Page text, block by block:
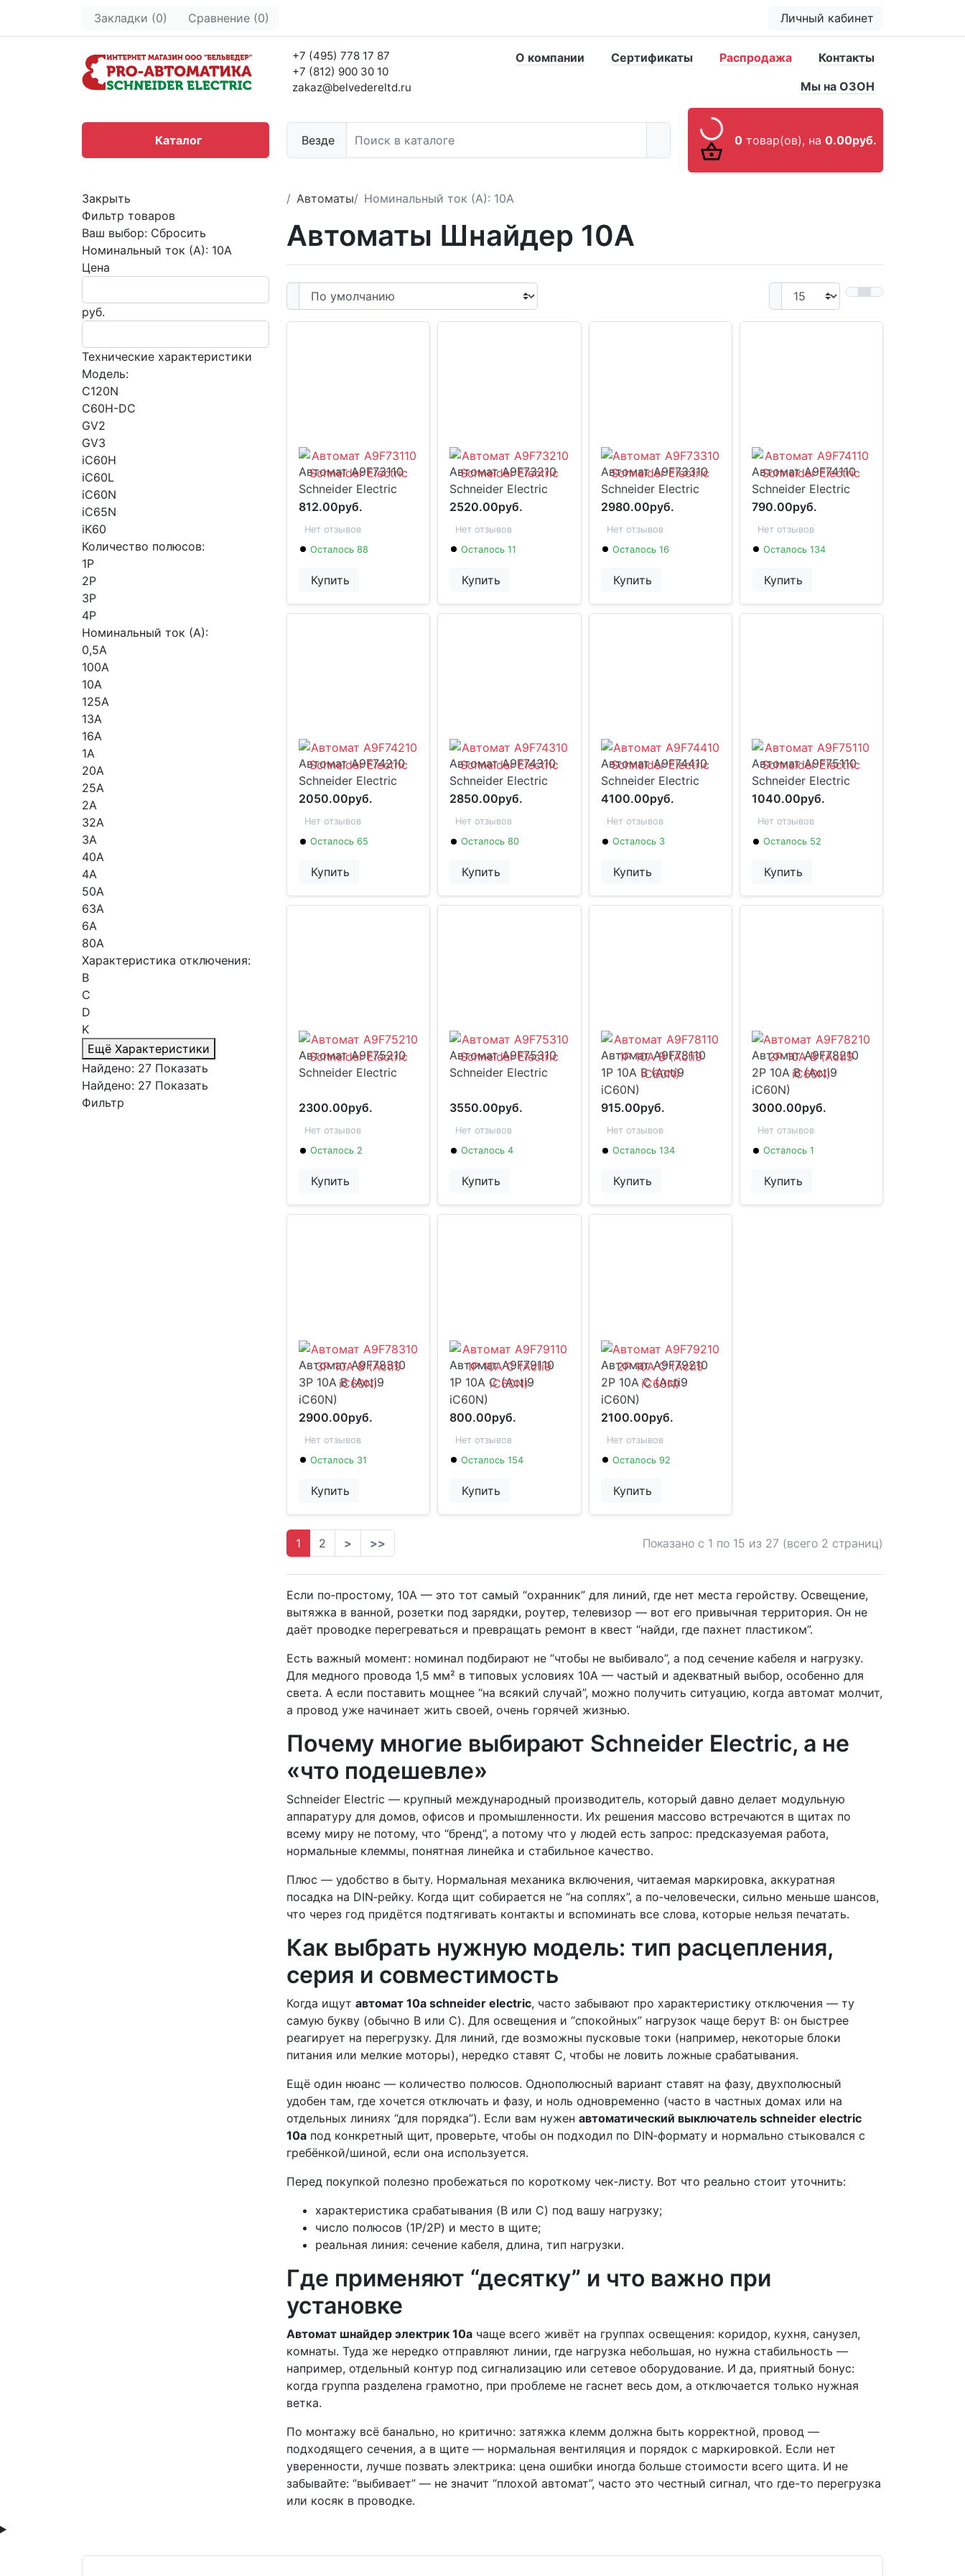
Закладки (0) Сравнение (0) Личный кабинет
+7 (495) 778 17 87
+7 (812) 900 30 10
zakaz@belvedereltd.ru
Везде
О компании Сертификаты Распродажа
Контакты
Мы на ОЗОН
0 товар(ов), на 0.00руб.
Каталог
Закрыть
Фильтр товаров
Ваш выбор: Сбросить
Номинальный ток (А): 10А
Цена
руб.
Технические характеристики
Модель:
C120N
C60H-DC
GV2
GV3
iC60H
iC60L
iC60N
iC65N
iK60
Количество полюсов:
1P
2P
3P
4P
Номинальный ток (А):
0,5А
100А
10А
125А
13А
16А
1А
20А
25А
2А
32А
3А
40А
4А
50А
63А
6А
80А
Характеристика отключения:
B
C
D
K
Ещё Характеристики
Найдено: 27 Показать
Найдено: 27 Показать
Фильтр
Автоматы Номинальный ток (А): 10А
Автоматы Шнайдер 10А
Автомат A9F73110
Schneider Electric
812.00руб.
Нет отзывов
Осталось 88
Купить
Автомат A9F73210
Schneider Electric
2520.00руб.
Нет отзывов
Осталось 11
Купить
Автомат A9F73310
Schneider Electric
2980.00руб.
Нет отзывов
Осталось 16
Купить
Автомат A9F74110
Schneider Electric
790.00руб.
Нет отзывов
Осталось 134
Купить
Автомат A9F74210
Schneider Electric
2050.00руб.
Нет отзывов
Осталось 65
Купить
Автомат A9F74310
Schneider Electric
2850.00руб.
Нет отзывов
Осталось 80
Купить
Автомат A9F74410
Schneider Electric
4100.00руб.
Нет отзывов
Осталось 3
Купить
Автомат A9F75110
Schneider Electric
1040.00руб.
Нет отзывов
Осталось 52
Купить
Автомат A9F75210
Schneider Electric
2300.00руб.
Нет отзывов
Осталось 2
Купить
Автомат A9F75310
Schneider Electric
3550.00руб.
Нет отзывов
Осталось 4
Купить
Автомат A9F78110
1P 10А B (Acti9
iC60N)
915.00руб.
Нет отзывов
Осталось 134
Купить
Автомат A9F78210
2P 10А B (Acti9
iC60N)
3000.00руб.
Нет отзывов
Осталось 1
Купить
Автомат A9F78310
3P 10A B (Acti9
iC60N)
2900.00руб.
Нет отзывов
Осталось 31
Купить
Автомат A9F79110
1P 10А C (Acti9
iC60N)
800.00руб.
Нет отзывов
Осталось 154
Купить
Автомат A9F79210
2P 10A C (Acti9
iC60N)
2100.00руб.
Нет отзывов
Осталось 92
Купить
Показано с 1 по 15 из 27 (всего 2 страниц)
1 2 > >>
Если по‑простому, 10А — это тот самый “охранник” для линий, где нет места геройству. Освещение,
вытяжка в ванной, розетки под зарядки, роутер, телевизор — вот его привычная территория. Он не
даёт проводке перегреваться и превращать ремонт в квест “найди, где пахнет пластиком”.
Есть важный момент: номинал подбирают не “чтобы не выбивало”, а под сечение кабеля и нагрузку.
Для медного провода 1,5 мм² в типовых условиях 10А — частый и адекватный выбор, особенно для
света. А если поставить мощнее “на всякий случай”, можно получить ситуацию, когда автомат молчит,
а провод уже начинает жить своей, очень горячей жизнью.
Почему многие выбирают Schneider Electric, а не
«что подешевле»
Schneider Electric — крупный международный производитель, который давно делает модульную
аппаратуру для домов, офисов и промышленности. Их решения массово встречаются в щитах по
всему миру не потому, что “бренд”, а потому что у людей есть запрос: предсказуемая работа,
нормальные клеммы, понятная линейка и стабильное качество.
Плюс — удобство в быту. Нормальная механика включения, читаемая маркировка, аккуратная
посадка на DIN‑рейку. Когда щит собирается не “на соплях”, а по‑человечески, сильно меньше шансов,
что через год придётся подтягивать контакты и вспоминать все слова, которые нельзя печатать.
Как выбрать нужную модель: тип расцепления,
серия и совместимость
Когда ищут автомат 10а schneider electric, часто забывают про характеристику отключения — ту
самую букву (обычно B или C). Для освещения и “спокойных” нагрузок чаще берут B: он быстрее
реагирует на перегрузку. Для линий, где возможны пусковые токи (например, некоторые блоки
питания или мелкие моторы), нередко ставят C, чтобы не ловить ложные срабатывания.
Ещё один нюанс — количество полюсов. Однополюсный вариант ставят на фазу, двухполюсный
удобен там, где хочется отключать и фазу, и ноль одновременно (часто в частных домах или на
отдельных линиях “для порядка”). Если вам нужен автоматический выключатель schneider electric
10а под конкретный щит, проверьте, чтобы он подходил по DIN‑формату и нормально стыковался с
гребёнкой/шиной, если она используется.
Перед покупкой полезно пробежаться по короткому чек‑листу. Вот что реально стоит уточнить:
характеристика срабатывания (B или C) под вашу нагрузку;
число полюсов (1P/2P) и место в щите;
реальная линия: сечение кабеля, длина, тип нагрузки.
Где применяют “десятку” и что важно при
установке
Автомат шнайдер электрик 10а чаще всего живёт на группах освещения: коридор, кухня, санузел,
комнаты. Туда же нередко отправляют линии, где нагрузка небольшая, но нужна стабильность —
например, отдельный контур под сигнализацию или сетевое оборудование. И да, приятный бонус:
когда группа разделена грамотно, при проблеме не гаснет весь дом, а отключается только нужная
ветка.
По монтажу всё банально, но критично: затяжка клемм должна быть корректной, провод —
подходящего сечения, а в щите — нормальная вентиляция и порядок с маркировкой. Если нет
уверенности, лучше позвать электрика: цена ошибки иногда больше стоимости всего щита. И не
забывайте: “выбивает” — не значит “плохой автомат”, часто это честный сигнал, что где-то перегрузка
или косяк в проводке.